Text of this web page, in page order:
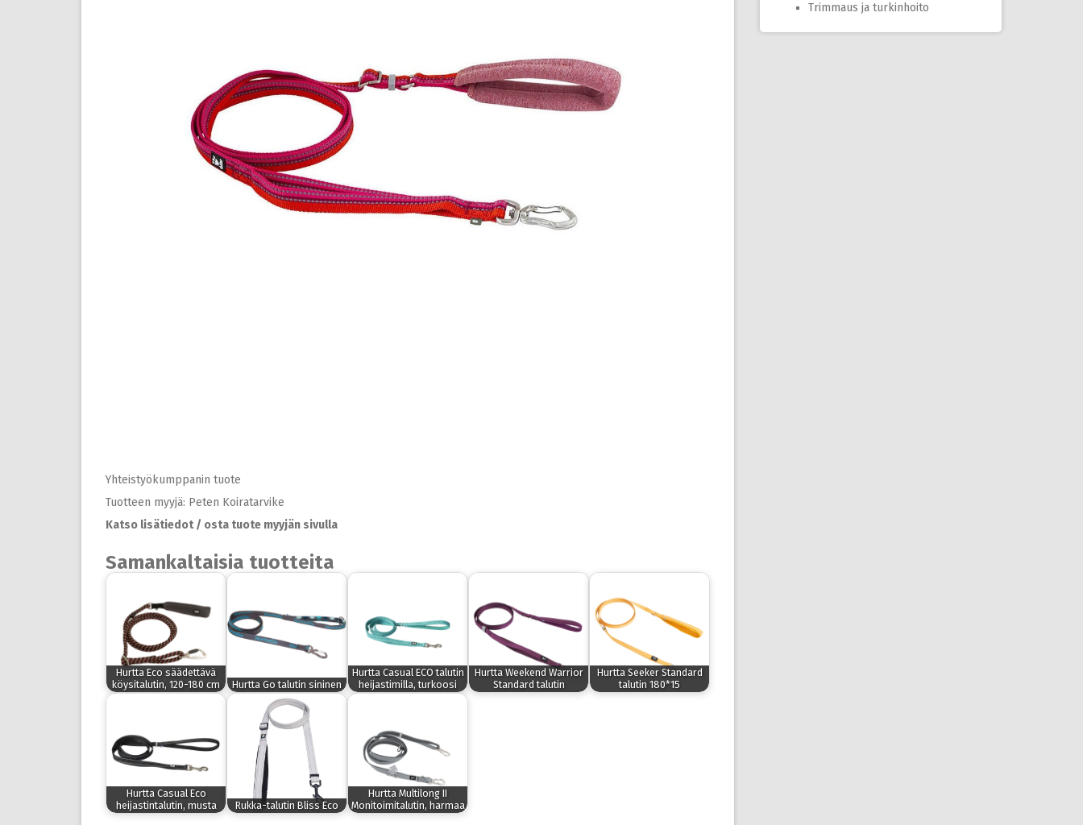
Yhteistyökumppanin tuote
Tuotteen myyjä: Peten Koiratarvike
Katso lisätiedot / osta tuote myyjän sivulla
Samankaltaisia tuotteita
Hurtta Eco säädettävä
köysitalutin, 120-180 cm
Hurtta Go talutin sininen
Hurtta Casual ECO talutin
heijastimilla, turkoosi
Hurtta Weekend Warrior
Standard talutin
Hurtta Seeker Standard
talutin 180*15
Hurtta Casual Eco
heijastintalutin, musta
Rukka-talutin Bliss Eco
Hurtta Multilong II
Monitoimitalutin, harmaa
Trimmaus ja turkinhoito